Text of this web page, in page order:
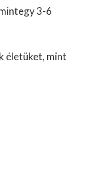
3-6
életüket, mint